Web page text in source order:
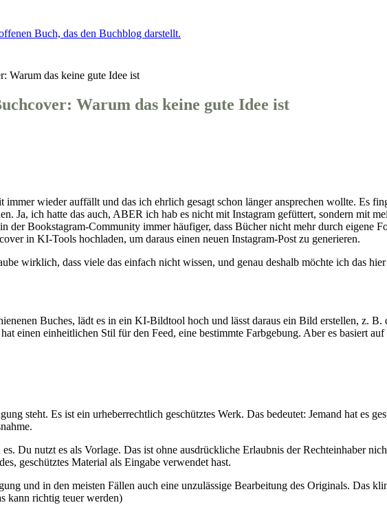
Warum das keine gute Idee ist
Warum das keine gute Idee ist
immer wieder auffällt und das ich ehrlich gesagt schon länger ansprechen wollte. Es
Ja, ich hatte das auch, ABER ich hab es nicht mit Instagram gefüttert, sondern mit
der Bookstagram-Community immer häufiger, dass Bücher nicht mehr durch eigene
in KI-Tools hochladen, um daraus einen neuen Instagram-Post zu generieren.
wirklich, dass viele das einfach nicht wissen, und genau deshalb möchte ich das
Buches, lädt es in ein KI-Bildtool hoch und lässt daraus ein Bild erstellen, z.
einen einheitlichen Stil für den Feed, eine bestimmte Farbgebung. Aber es basiert
steht. Es ist ein urheberrechtlich geschütztes Werk. Das bedeutet: Jemand hat es
Du nutzt es als Vorlage. Das ist ohne ausdrückliche Erlaubnis der Rechteinhaber
geschütztes Material als Eingabe verwendet hast.
und in den meisten Fällen auch eine unzulässige Bearbeitung des Originals. Das
kann richtig teuer werden)